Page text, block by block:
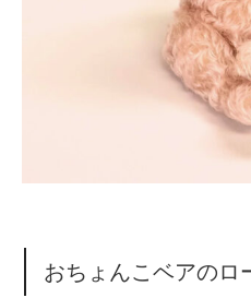
おちょんこベアのロ